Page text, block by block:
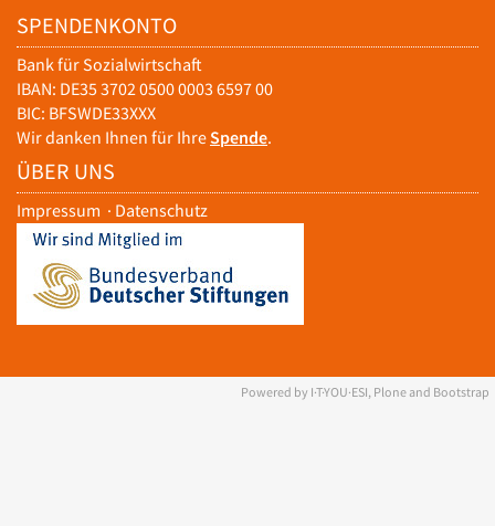
SPENDENKONTO
Bank für Sozialwirtschaft
IBAN: DE35 3702 0500 0003 6597 00
BIC: BFSWDE33XXX
Wir danken Ihnen für IhreSpende.
ÜBER UNS
Impressum · Datenschutz
Powered by I·T·YOU·ESI, Plone and Bootstrap